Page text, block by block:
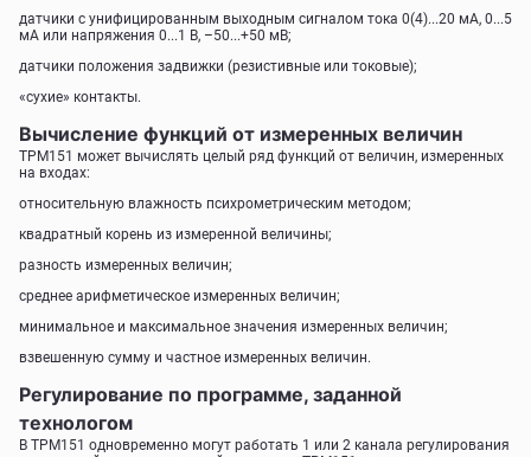
датчики с унифицированным выходным сигналом тока 0(4)...20 мА, 0...5
мА или напряжения 0...1 В, –50...+50 мВ;
датчики положения задвижки (резистивные или токовые);
«сухие» контакты.
Вычисление функций от измеренных величин
ТРМ151 может вычислять целый ряд функций от величин, измеренных
на входах:
относительную влажность психрометрическим методом;
квадратный корень из измеренной величины;
разность измеренных величин;
среднее арифметическое измеренных величин;
минимальное и максимальное значения измеренных величин;
взвешенную сумму и частное измеренных величин.
Регулирование по программе, заданной
технологом
В ТРМ151 одновременно могут работать 1 или 2 канала регулирования